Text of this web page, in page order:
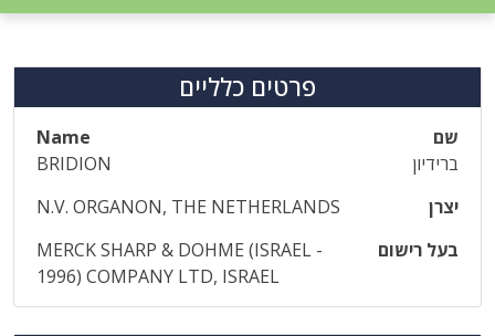
פרטים כלליים
שם
Name
ברידיון
BRIDION
יצרן
N.V. ORGANON, THE NETHERLANDS
בעל רישום
MERCK SHARP & DOHME (ISRAEL -
1996) COMPANY LTD, ISRAEL